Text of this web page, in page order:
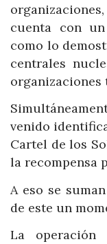
cuenta con
como lo
centrales
organizaciones
venido
Cartel de los
la recompensa
A eso se
de este un
La operación